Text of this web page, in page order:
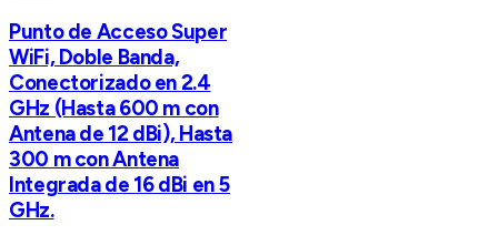
Punto de Acceso Super
WiFi, Doble Banda,
Conectorizado en 2.4
GHz (Hasta 600 m con
Antena de 12 dBi), Hasta
300 m con Antena
Integrada de 16 dBi en 5
GHz.